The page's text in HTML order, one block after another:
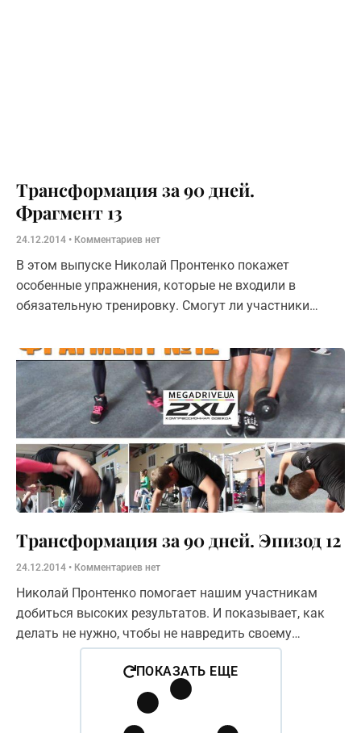
Трансформация за 90 дней.
Фрагмент 13
24.12.2014 Комментариев нет
В этом выпуске Николай Пронтенко покажет
особенные упражнения, которые не входили в
обязательную тренировку. Смогут ли участники
Трансформация за 90 дней. Эпизод 12
24.12.2014 Комментариев нет
Николай Пронтенко помогает нашим участникам
добиться высоких результатов. И показывает, как
делать не нужно, чтобы не навредить своему
здоровью!
ПОКАЗАТЬ ЕЩЕ